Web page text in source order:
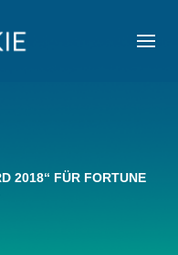
2018“ FÜR FORTUNE